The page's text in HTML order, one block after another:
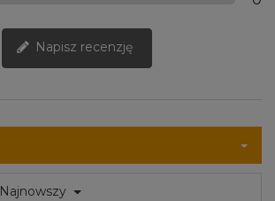
Napisz recenzję
Najnowszy